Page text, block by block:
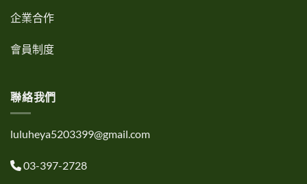
企業合作
會員制度
聯絡我們
luluheya5203399@gmail.com
03-397-2728